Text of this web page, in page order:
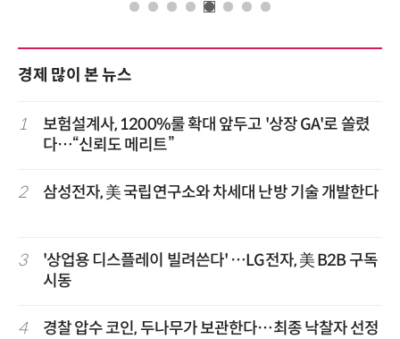
경제 많이 본 뉴스
1
보험설계사, 1200%룰 확대 앞두고 '상장 GA'로 쏠렸
다…“신뢰도 메리트”
2 삼성전자, 美 국립연구소와 차세대 난방 기술 개발한다
3
'상업용 디스플레이 빌려쓴다' …LG전자, 美 B2B 구독
시동
4 경찰 압수 코인, 두나무가 보관한다…최종 낙찰자 선정